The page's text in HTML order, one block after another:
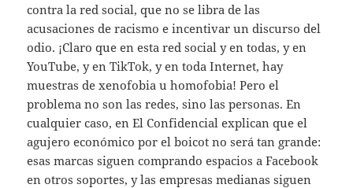
contra la red social, que no se libra de las
acusaciones de racismo e incentivar un discurso del
odio. ¡Claro que en esta red social y en todas, y en
YouTube, y en TikTok, y en toda Internet, hay
muestras de xenofobia u homofobia! Pero el
problema no son las redes, sino las personas. En
cualquier caso, en El Confidencial explican que el
agujero económico por el boicot no será tan grande:
esas marcas siguen comprando espacios a Facebook
en otros soportes, y las empresas medianas siguen